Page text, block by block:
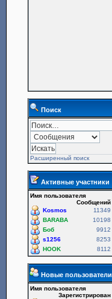
Поиск
Расширенный поиск
Активные участники
Имя пользователя
Сообщений
Kosmos
11349
BARABA
10198
Боб
9912
s1256
8253
HOOK
8112
Новые пользователи
Имя пользователя
Зарегистрирован